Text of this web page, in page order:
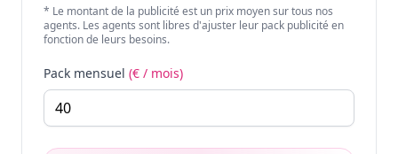
* Le montant de la publicité est un prix moyen sur tous nos
agents. Les agents sont libres d'ajuster leur pack publicité en
fonction de leurs besoins.
Pack mensuel (€ / mois)